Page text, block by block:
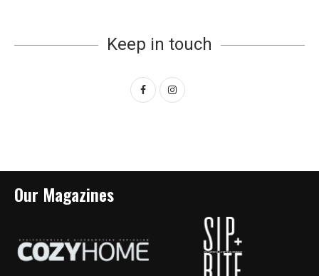
Keep in touch
Our Magazines